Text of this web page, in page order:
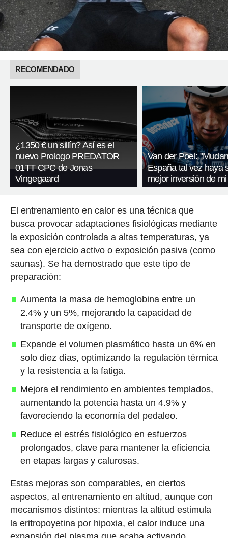
RECOMENDADO
¿1350 € un sillín? Así es el
nuevo Prologo PREDATOR
01TT CPC de Jonas
Vingegaard
Van der Poel:
España tal vez haya
mejor inversión de
El entrenamiento en calor es una técnica que
busca provocar adaptaciones fisiológicas mediante
la exposición controlada a altas temperaturas, ya
sea con ejercicio activo o exposición pasiva (como
saunas). Se ha demostrado que este tipo de
preparación:
Aumenta la masa de hemoglobina entre un
2.4% y un 5%, mejorando la capacidad de
transporte de oxígeno.
Expande el volumen plasmático hasta un 6% en
solo diez días, optimizando la regulación térmica
y la resistencia a la fatiga.
Mejora el rendimiento en ambientes templados,
aumentando la potencia hasta un 4.9% y
favoreciendo la economía del pedaleo.
Reduce el estrés fisiológico en esfuerzos
prolongados, clave para mantener la eficiencia
en etapas largas y calurosas.
Estas mejoras son comparables, en ciertos
aspectos, al entrenamiento en altitud, aunque con
mecanismos distintos: mientras la altitud estimula
la eritropoyetina por hipoxia, el calor induce una